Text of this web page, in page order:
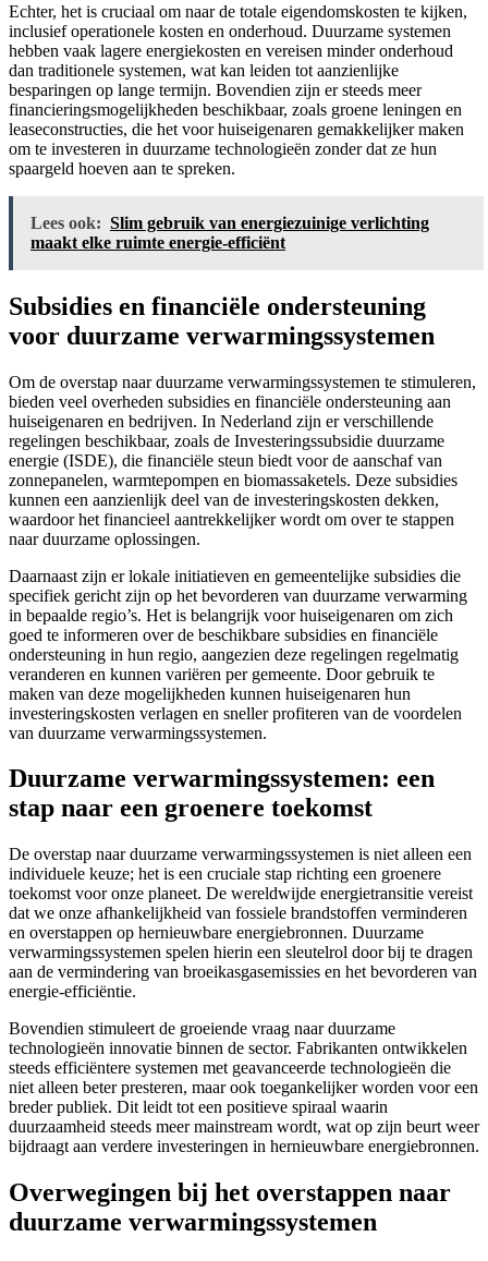
Echter, het is cruciaal om naar de totale eigendomskosten te kijken,
inclusief operationele kosten en onderhoud. Duurzame systemen
hebben vaak lagere energiekosten en vereisen minder onderhoud
dan traditionele systemen, wat kan leiden tot aanzienlijke
besparingen op lange termijn. Bovendien zijn er steeds meer
financieringsmogelijkheden beschikbaar, zoals groene leningen en
leaseconstructies, die het voor huiseigenaren gemakkelijker maken
om te investeren in duurzame technologieën zonder dat ze hun
spaargeld hoeven aan te spreken.
Lees ook: Slim gebruik van energiezuinige verlichting
maakt elke ruimte energie-efficiënt
Subsidies en financiële ondersteuning
voor duurzame verwarmingssystemen
Om de overstap naar duurzame verwarmingssystemen te stimuleren,
bieden veel overheden subsidies en financiële ondersteuning aan
huiseigenaren en bedrijven. In Nederland zijn er verschillende
regelingen beschikbaar, zoals de Investeringssubsidie duurzame
energie (ISDE), die financiële steun biedt voor de aanschaf van
zonnepanelen, warmtepompen en biomassaketels. Deze subsidies
kunnen een aanzienlijk deel van de investeringskosten dekken,
waardoor het financieel aantrekkelijker wordt om over te stappen
naar duurzame oplossingen.
Daarnaast zijn er lokale initiatieven en gemeentelijke subsidies die
specifiek gericht zijn op het bevorderen van duurzame verwarming
in bepaalde regio’s. Het is belangrijk voor huiseigenaren om zich
goed te informeren over de beschikbare subsidies en financiële
ondersteuning in hun regio, aangezien deze regelingen regelmatig
veranderen en kunnen variëren per gemeente. Door gebruik te
maken van deze mogelijkheden kunnen huiseigenaren hun
investeringskosten verlagen en sneller profiteren van de voordelen
van duurzame verwarmingssystemen.
Duurzame verwarmingssystemen: een
stap naar een groenere toekomst
De overstap naar duurzame verwarmingssystemen is niet alleen een
individuele keuze; het is een cruciale stap richting een groenere
toekomst voor onze planeet. De wereldwijde energietransitie vereist
dat we onze afhankelijkheid van fossiele brandstoffen verminderen
en overstappen op hernieuwbare energiebronnen. Duurzame
verwarmingssystemen spelen hierin een sleutelrol door bij te dragen
aan de vermindering van broeikasgasemissies en het bevorderen van
energie-efficiëntie.
Bovendien stimuleert de groeiende vraag naar duurzame
technologieën innovatie binnen de sector. Fabrikanten ontwikkelen
steeds efficiëntere systemen met geavanceerde technologieën die
niet alleen beter presteren, maar ook toegankelijker worden voor een
breder publiek. Dit leidt tot een positieve spiraal waarin
duurzaamheid steeds meer mainstream wordt, wat op zijn beurt weer
bijdraagt aan verdere investeringen in hernieuwbare energiebronnen.
Overwegingen bij het overstappen naar
duurzame verwarmingssystemen